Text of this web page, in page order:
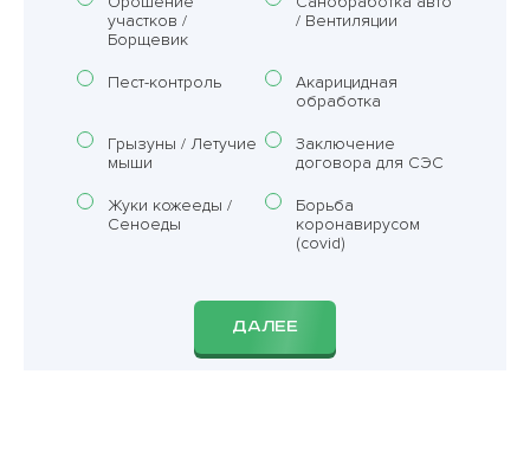
участков /
Борщевик
/ Вентиляции
Пест-контроль
Акарицидная
обработка
Грызуны / Летучие
мыши
Заключение
договора для СЭС
Жуки кожееды /
Сеноеды
Борьба
коронавирусом
(covid)
ДАЛЕЕ